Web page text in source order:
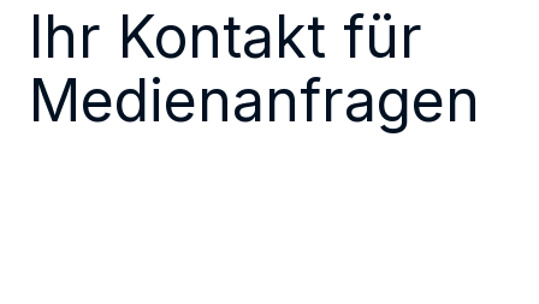
Ihr Kontakt für
Medienanfragen